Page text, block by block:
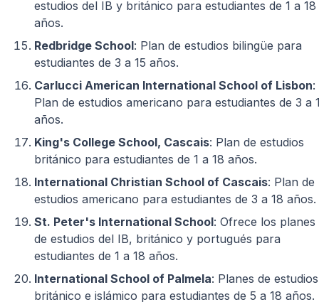
estudios del IB y británico para estudiantes de 1 a 18
años.
Redbridge School: Plan de estudios bilingüe para
estudiantes de 3 a 15 años.
Carlucci American International School of Lisbon:
Plan de estudios americano para estudiantes de 3 a
años.
King's College School, Cascais: Plan de estudios
británico para estudiantes de 1 a 18 años.
International Christian School of Cascais: Plan de
estudios americano para estudiantes de 3 a 18 años.
St. Peter's International School: Ofrece los planes
de estudios del IB, británico y portugués para
estudiantes de 1 a 18 años.
International School of Palmela: Planes de estudios
británico e islámico para estudiantes de 5 a 18 años.